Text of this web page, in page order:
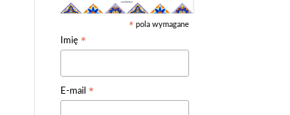
* pola wymagane
Imię *
E-mail *